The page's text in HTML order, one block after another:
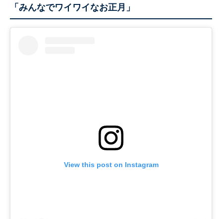
「みんなでワイワイなお正月」
View this post on Instagram